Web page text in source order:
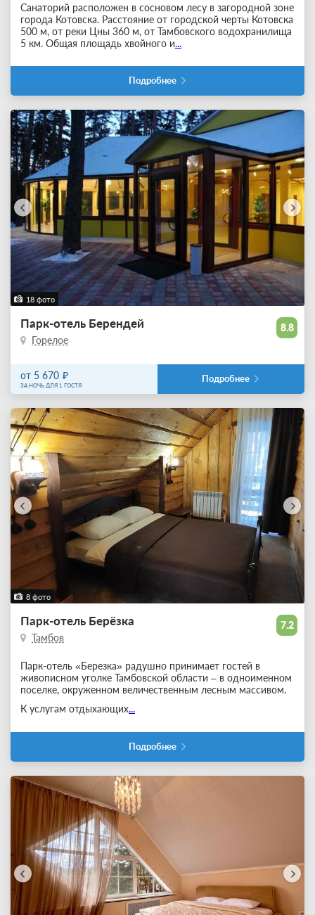
Санаторий расположен в сосновом лесу в загородной зоне
города Котовска. Расстояние от городской черты Котовска
500 м, от реки Цны 360 м, от Тамбовского водохранилища
5 км. Общая площадь хвойного и...
Подробнее
18 фото
8.8
Парк-отель Берендей
Горелое
от 5 670
ЗА НОЧЬ ДЛЯ 1 ГОСТЯ
Подробнее
8 фото
7.2
Парк-отель Берёзка
Тамбов
Парк-отель «Березка» радушно принимает гостей в
живописном уголке Тамбовской области – в одноименном
поселке, окруженном величественным лесным массивом.
К услугам отдыхающих...
Подробнее